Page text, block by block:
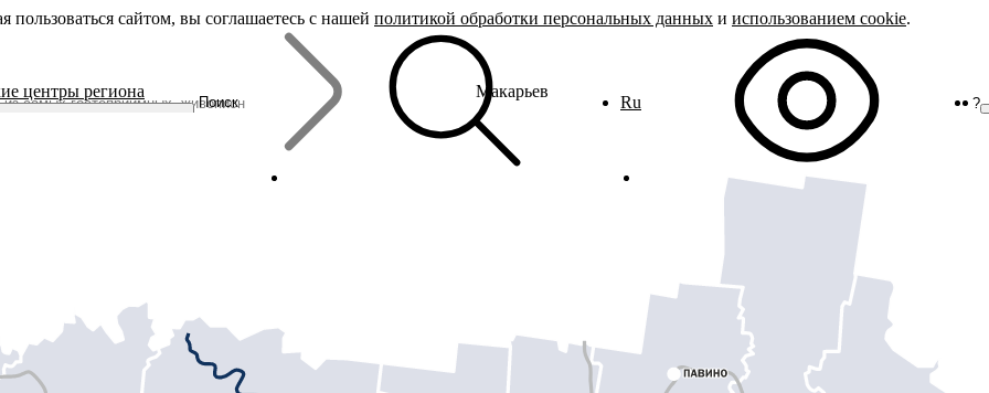
Поиск Ru ?
Бренды
Родина Снегурочки
Династия Романовых
Ювелирная столица
Гусиная столица
центры региона Макарьев
сайтом, вы соглашаетесь с нашей политикой обработки персональных данных и использованием cookie.